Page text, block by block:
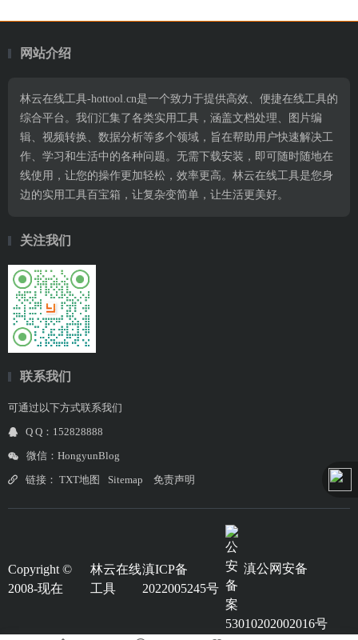
网站介绍
林云在线工具-hottool.cn是一个致力于提供高效、便捷在线工具的
综合平台。我们汇集了各类实用工具，涵盖文档处理、图片编
辑、视频转换、数据分析等多个领域，旨在帮助用户快速解决工
作、学习和生活中的各种问题。无需下载安装，即可随时随地在
线使用，让您的操作更加轻松，效率更高。林云在线工具是您身
边的实用工具百宝箱，让复杂变简单，让生活更美好。
关注我们
联系我们
可通过以下方式联系我们
Q Q：152828888
微信：HongyunBlog
链接： TXT地图 Sitemap 免责声明
Copyright ©
2008-现在
林云在线
工具
滇ICP备
2022005245号
滇公网安备
53010202002016号